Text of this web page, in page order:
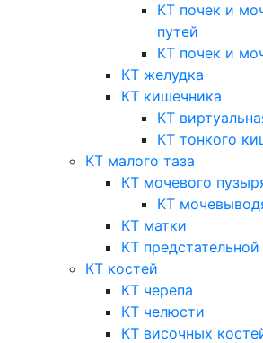
КТ почек и
путей
КТ почек и
КТ желудка
КТ кишечника
КТ
КТ тонкого
КТ малого таза
КТ мочевого
КТ
КТ матки
КТ
КТ костей
КТ черепа
КТ челюсти
КТ височных